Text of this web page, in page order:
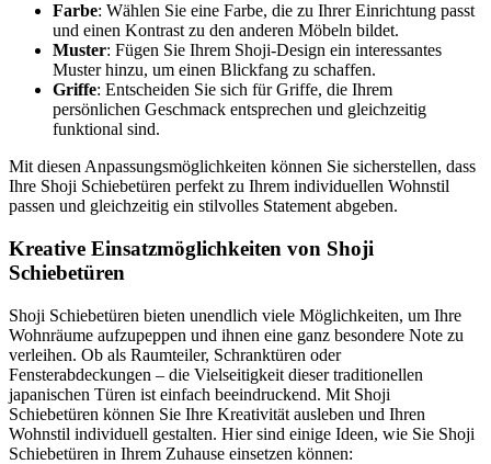
Farbe: Wählen Sie eine Farbe, die zu Ihrer Einrichtung passt
und einen Kontrast zu den anderen Möbeln bildet.
Muster: Fügen Sie Ihrem Shoji-Design ein interessantes
Muster hinzu, um einen Blickfang zu schaffen.
Griffe: Entscheiden Sie sich für Griffe, die Ihrem
persönlichen Geschmack entsprechen und gleichzeitig
funktional sind.
Mit diesen Anpassungsmöglichkeiten können Sie sicherstellen, dass
Ihre Shoji Schiebetüren perfekt zu Ihrem individuellen Wohnstil
passen und gleichzeitig ein stilvolles Statement abgeben.
Kreative Einsatzmöglichkeiten von Shoji
Schiebetüren
Shoji Schiebetüren bieten unendlich viele Möglichkeiten, um Ihre
Wohnräume aufzupeppen und ihnen eine ganz besondere Note zu
verleihen. Ob als Raumteiler, Schranktüren oder
Fensterabdeckungen – die Vielseitigkeit dieser traditionellen
japanischen Türen ist einfach beeindruckend. Mit Shoji
Schiebetüren können Sie Ihre Kreativität ausleben und Ihren
Wohnstil individuell gestalten. Hier sind einige Ideen, wie Sie Shoji
Schiebetüren in Ihrem Zuhause einsetzen können: